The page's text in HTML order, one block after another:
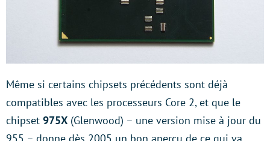
Même si certains chipsets précédents sont déjà
compatibles avec les processeurs Core 2, et que le
chipset 975X (Glenwood) – une version mise à jour du
955 – donne dès 2005 un bon aperçu de ce qui va